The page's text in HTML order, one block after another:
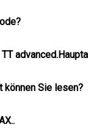
können Sie lesen?